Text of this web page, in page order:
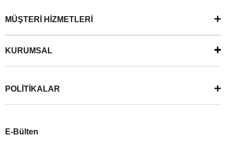
MÜŞTERİ HİZMETLERİ
KURUMSAL
POLİTİKALAR
E-Bülten